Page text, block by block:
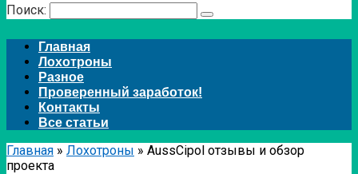
Поиск:
Главная
Лохотроны
Разное
Проверенный заработок!
Контакты
Все статьи
Главная » Лохотроны » AussCipol отзывы и обзор
проекта